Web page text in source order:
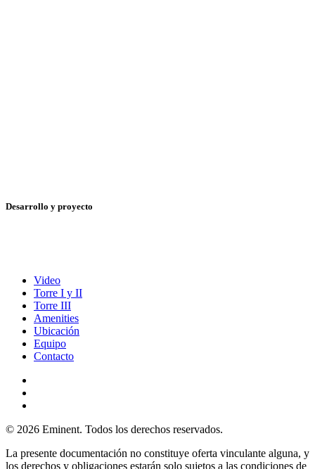
Desarrollo y proyecto
Video
Torre I y II
Torre III
Amenities
Ubicación
Equipo
Contacto
© 2026 Eminent. Todos los derechos reservados.
La presente documentación no constituye oferta vinculante alguna, y
los derechos y obligaciones estarán solo sujetos a las condiciones de